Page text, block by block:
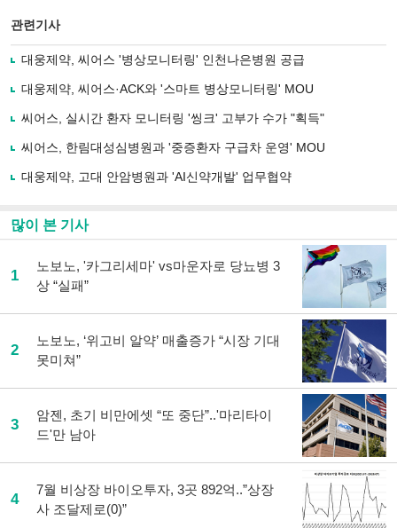
로
기
사
유
기
관련기사
대웅제약, 씨어스 '병상모니터링' 인천나은병원 공급
대웅제약, 씨어스·ACK와 '스마트 병상모니터링' MOU
씨어스, 실시간 환자 모니터링 '씽크' 고부가 수가 "획득"
씨어스, 한림대성심병원과 '중증환자 구급차 운영' MOU
대웅제약, 고대 안암병원과 'AI신약개발' 업무협약
많이 본 기사
1
노보노, '카그리세마' vs마운자로 당뇨병 3
상 “실패”
2
노보노, ‘위고비 알약’ 매출증가 “시장 기대
못미쳐”
3
암젠, 초기 비만에셋 “또 중단”..'마리타이
드'만 남아
4
7월 비상장 바이오투자, 3곳 892억..”상장
사 조달제로(0)”